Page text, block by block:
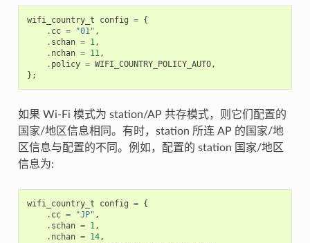
wifi_country_t config = {
. cc = "01" ,
. schan = 1,
. nchan = 11,
. policy = WIFI_COUNTRY_POLICY_AUTO,
};
如果 Wi-Fi 模式为 station/AP 共存模式，则它们配置的
国家/地区信息相同。有时，station 所连 AP 的国家/地
区信息与配置的不同。例如，配置的 station 国家/地区
信息为:
wifi_country_t config = {
. cc = "JP" ,
. schan = 1,
. nchan = 14,